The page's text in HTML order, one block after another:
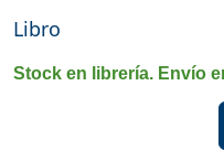
Libro
Stock en librería. Envío